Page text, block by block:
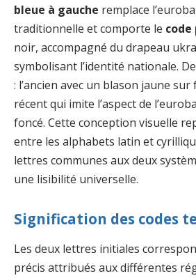
bleue à gauche remplace
traditionnelle et comporte le code
noir, accompagné du drapeau
symbolisant l’identité nationale.
: l’ancien avec un blason jaune
récent qui imite l’aspect de
foncé. Cette conception visuelle
entre les alphabets latin et
lettres communes aux deux
une lisibilité universelle.
Signification des codes
Les deux lettres initiales
précis attribués aux différentes